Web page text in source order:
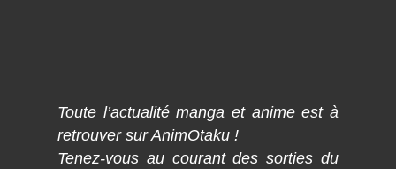
Toute l’actualité manga et anime est à
retrouver sur AnimOtaku !
Tenez-vous au courant des sorties du